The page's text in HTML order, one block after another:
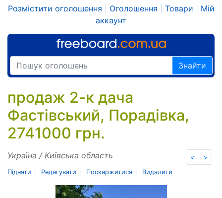
Розмістити оголошення Оголошення Товари
Мій
аккаунт
Знайти
продаж 2-к дача
Фастівський, Порадівка,
2741000 грн.
< >
Україна / Київська область
Підняти Редагувати Поскаржитися Видалити